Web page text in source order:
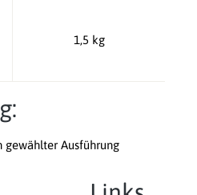
1,5 kg
gewählter Ausführung